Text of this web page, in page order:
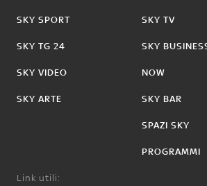
SKY SPORT
SKY TG 24
SKY VIDEO
SKY ARTE
SKY TV
SKY
NOW
SKY BAR
SPAZI SKY
PROGRAMMI
Link utili: